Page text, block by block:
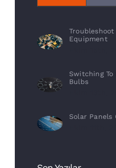
Equipment
Switching To
Bulbs
Solar Panels